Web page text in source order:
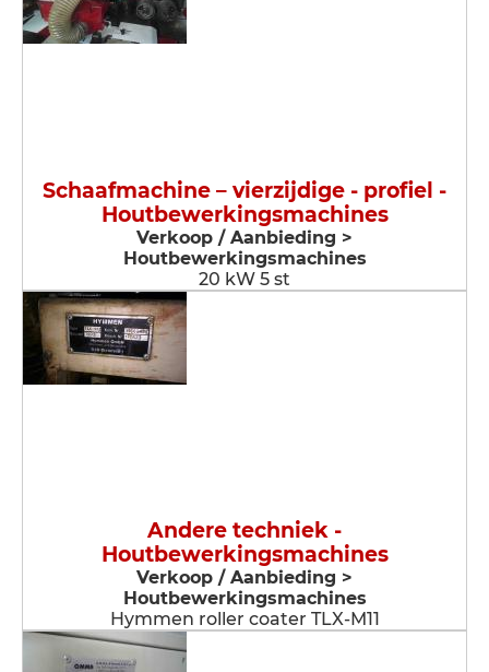
Schaafmachine – vierzijdige - profiel -
Houtbewerkingsmachines
Verkoop / Aanbieding >
Houtbewerkingsmachines
20 kW 5 st
Andere techniek -
Houtbewerkingsmachines
Verkoop / Aanbieding >
Houtbewerkingsmachines
Hymmen roller coater TLX-M11